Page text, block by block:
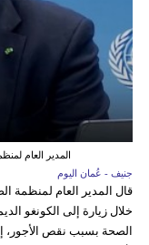
المدير العام
جنيف - عُمان اليوم
قال المدير العام لمنظمة
خلال زيارة إلى الكونغو
الصحة بسبب نقص الأجور،